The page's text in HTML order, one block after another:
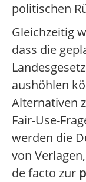
politischen
Gleichzeitig
dass die
aushöhlen
Alternativen
Fair-Use-
werden die
von
de facto zur